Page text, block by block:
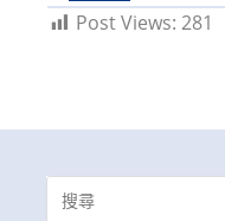
Post Views: 281
Search
for: